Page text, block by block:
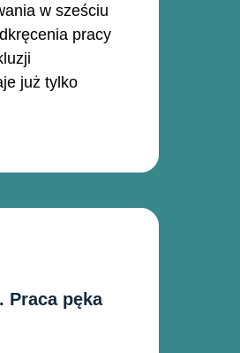
w sześciu
pracy
już tylko
Praca pęka